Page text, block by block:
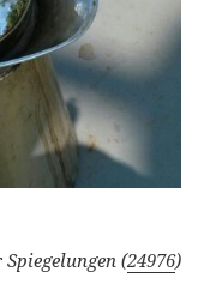
Spiegelungen (24976)